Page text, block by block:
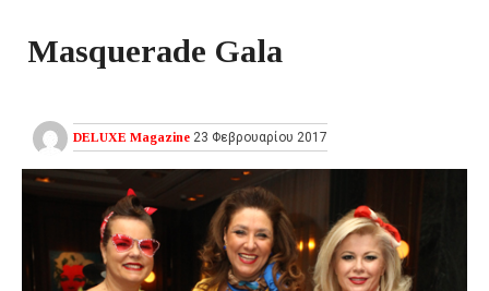
Masquerade Gala
DELUXE Magazine 23 Φεβρουαρίου 2017